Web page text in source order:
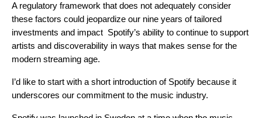
A regulatory framework that does not adequately consider
these factors could jeopardize our nine years of tailored
investments and impact Spotify’s ability to continue to support
artists and discoverability in ways that makes sense for the
modern streaming age.
I’d like to start with a short introduction of Spotify because it
underscores our commitment to the music industry.